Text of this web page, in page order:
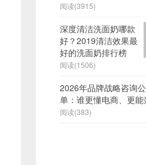
阅读(3915)
深度清洁洗面奶哪款
好？2019清洁效果最
好的洗面奶排行榜
阅读(1506)
2026年品牌战略咨询
单：谁更懂电商、更能
阅读(383)